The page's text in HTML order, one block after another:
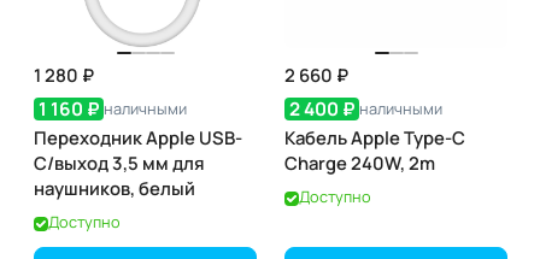
1 280 ₽
1 160 ₽ наличными
Переходник Apple USB-
C/выход 3,5 мм для
наушников, белый
Доступно
2 660 ₽
2 400 ₽ наличными
Кабель Apple Type-C
Charge 240W, 2m
Доступно